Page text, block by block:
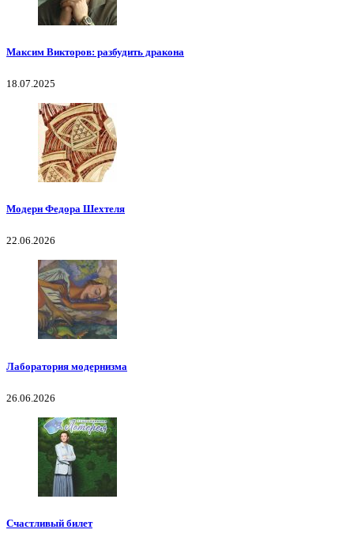
Максим Викторов: разбудить дракона
18.07.2025
Модерн Федора Шехтеля
22.06.2026
Лаборатория модернизма
26.06.2026
Счастливый билет